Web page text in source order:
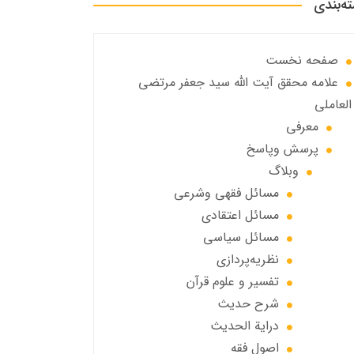
صفحه نخست
علامه محقق آیت الله سید جعفر مرتضی
العاملی
معرفی
پرسش وپاسخ
وبلاگ
مسائل فقهي وشرعي
مسائل اعتقادی
مسائل سياسي
نظریه‌پردازی
تفسیر و علوم قرآن
شرح حديث
درایة الحديث
اصول فقه